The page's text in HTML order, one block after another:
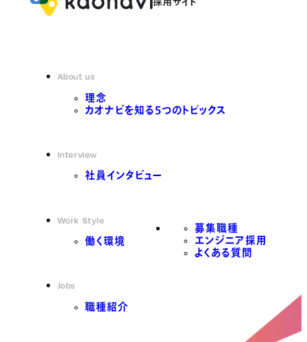
About us
理念
カオナビを知る5つのトピックス
Interview
社員インタビュー
Work Style
働く環境
Jobs
職種紹介
募集職種
エンジニア採用
よくある質問